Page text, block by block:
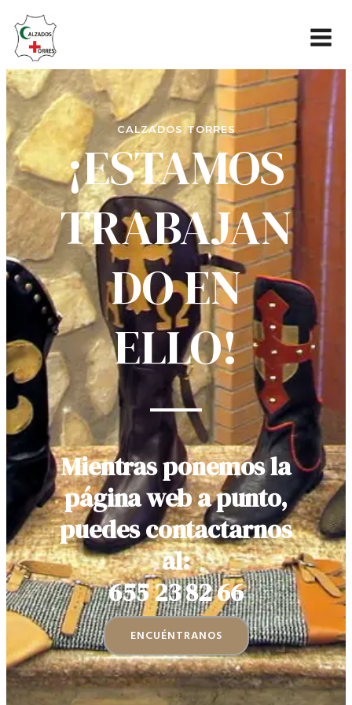
CALZADOS TORRES
¡ESTAMOS
TRABAJAN
DO EN
ELLO!
Mientras ponemos la
página web a punto,
puedes contactarnos
al:
655 23 82 66
ENCUÉNTRANOS